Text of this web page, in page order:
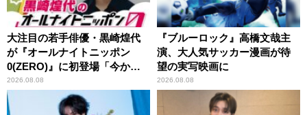
大注目の若手俳優・黒崎煌代
が『オールナイトニッポン
0(ZERO)』に初登場「今から
とてもワクワクしておりま
す！」
2026.08.08
『ブルーロック』高橋文哉主
演、大人気サッカー漫画が待
望の実写映画に
2026.08.08